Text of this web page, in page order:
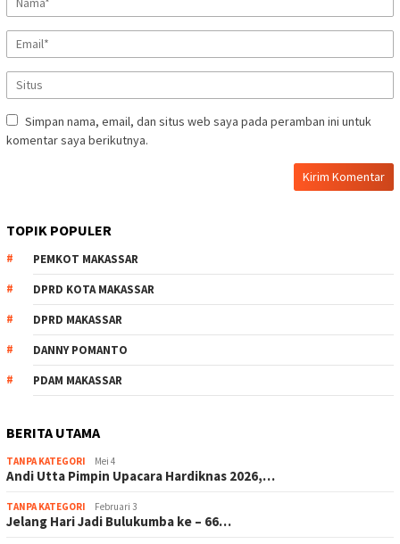
Simpan nama, email, dan situs web saya pada peramban ini untuk
komentar saya berikutnya.
TOPIK POPULER
PEMKOT MAKASSAR
DPRD KOTA MAKASSAR
DPRD MAKASSAR
DANNY POMANTO
PDAM MAKASSAR
BERITA UTAMA
TANPA KATEGORI Mei 4
Andi Utta Pimpin Upacara Hardiknas 2026,…
TANPA KATEGORI Februari 3
Jelang Hari Jadi Bulukumba ke – 66…